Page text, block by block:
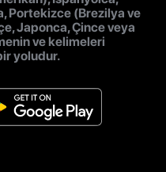
Portekizce (Brezilya ve
Japonca, Çince veya
ve kelimeleri
yoludur.